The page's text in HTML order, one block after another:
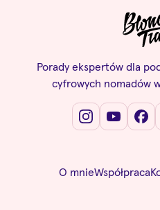
Porady ekspertów dla
cyfrowych nomadów
O mnieWspółpraca